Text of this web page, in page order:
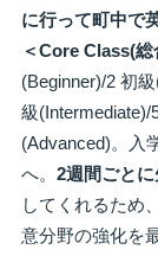
に行って町中で
＜Core Class(総
(Beginner)/2 初
級(Intermediate)/
(Advanced)。入
へ。 2週間ごと
してくれるため
意分野の強化を